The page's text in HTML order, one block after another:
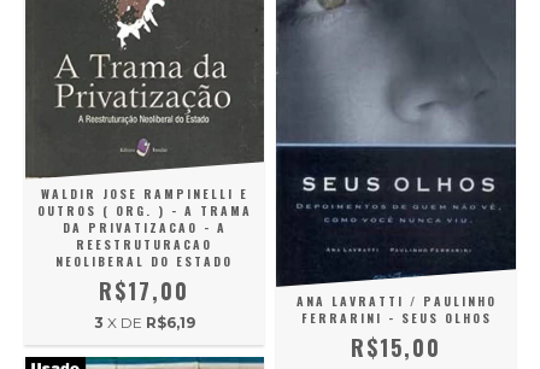
WALDIR JOSE RAMPINELLI E
OUTROS ( ORG. ) - A TRAMA
DA PRIVATIZACAO - A
REESTRUTURACAO
NEOLIBERAL DO ESTADO
R$17,00
3 X DE R$6,19
ANA LAVRATTI / PAULINHO
FERRARINI - SEUS OLHOS
R$15,00